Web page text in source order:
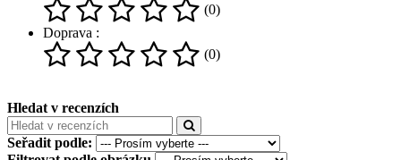
(0)
Doprava :
(0)
Hledat v recenzích
Seřadit podle: